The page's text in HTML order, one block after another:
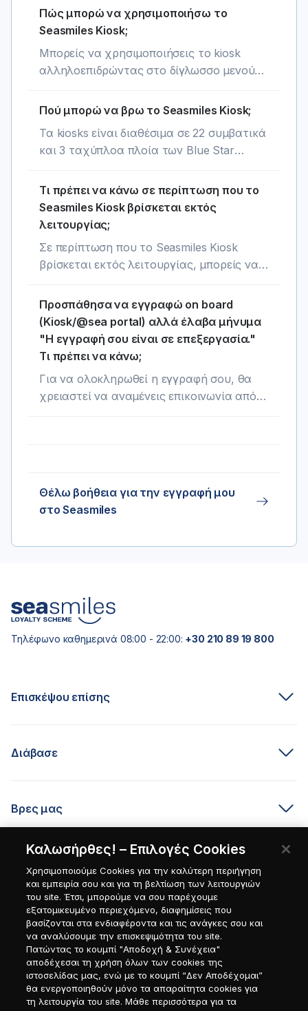
κάθε μέλος μπορεί να ενημερωθεί για το
διαθέσιμο σύνολο seasmiles του
Blue & Silver βαθμίδας, μπορούν να
εκτυπώσουν τη Seasmiles κάρτα τους σε
Πώς μπορώ να χρησιμοποιήσω το
Seasmiles Kiosk;
Μπορείς να χρησιμοποιήσεις το kiosk
αλληλοεπιδρώντας στο δίγλωσσο μενού
μέσω της οθόνης αφής (touch screen).
στην οθόνη του μηχανήματος,
καταχώρισε τις ζητούμενες πληροφορίες
προνόμια και τις εκπτώσεις που
προσφέρει το πρόγραμμα Seasmiles.
Πού μπορώ να βρω το Seasmiles Kiosk;
Τα kiosks είναι διαθέσιμα σε 22 συμβατικά
και 3 ταχύπλοα πλοία των Blue Star
και Anek Lines.
Τι πρέπει να κάνω σε περίπτωση που το
Seasmiles Kiosk βρίσκεται εκτός
λειτουργίας;
Σε περίπτωση που το Seasmiles Kiosk
βρίσκεται εκτός λειτουργίας, μπορείς να
πλοίου για περισσότερες πληροφορίες.
Προσπάθησα να εγγραφώ on board
(Kiosk/@sea portal) αλλά έλαβα μήνυμα
"Η εγγραφή σου είναι σε επεξεργασία."
Τι πρέπει να κάνω;
Για να ολοκληρωθεί η εγγραφή σου, θα
χρειαστεί να αναμένεις επικοινωνία από
Θέλω βοήθεια για την εγγραφή μου
στο Seasmiles
Τηλέφωνο καθημερινά 08:00 - 22:00: +30 210 89 19 800
Επισκέψου επίσης
Διάβασε
Βρες μας
Είσαι συνεργάτης;
Καλωσήρθες! – Επιλογές Cookies
Χρησιμοποιούμε Cookies για την καλύτερη περιήγηση
και εμπειρία σου και για τη βελτίωση των λειτουργιών
του site. Έτσι, μπορούμε να σου παρέχουμε
εξατομικευμένο περιεχόμενο, διαφημίσεις που
βασίζονται στα ενδιαφέροντα και τις ανάγκες σου και
να αναλύσουμε την επισκεψιμότητα του site.
Πατώντας το κουμπί "Αποδοχή & Συνέχεια"
αποδέχεσαι τη χρήση όλων των cookies της
ιστοσελίδας μας, ενώ με το κουμπί “Δεν Αποδέχομαι”
θα ενεργοποιηθούν μόνο τα απαραίτητα cookies για
τη λειτουργία του site. Μάθε περισσότερα για τα